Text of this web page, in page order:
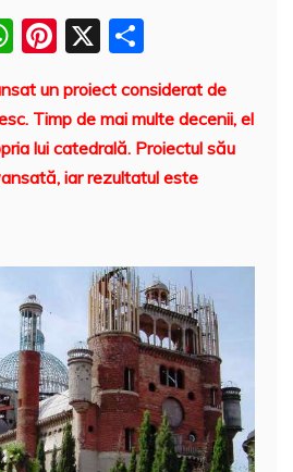
W
at
s
A
Pi
er
e
st
X
rt
aj
e
ă
un proiect considerat de
Timp de mai multe decenii, el
lui catedrală. Proiectul său
iar rezultatul este